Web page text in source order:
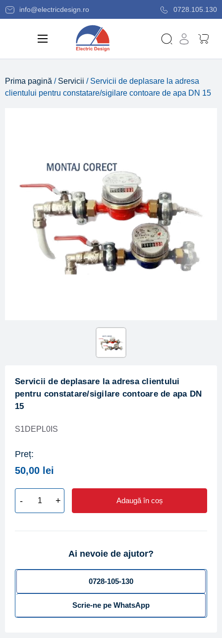
info@electricdesign.ro 0728.105.130
Prima pagină / Servicii / Servicii de deplasare la adresa
clientului pentru constatare/sigilare contoare de apa DN 15
Servicii de deplasare la adresa clientului
pentru constatare/sigilare contoare de apa DN
15
S1DEPL0IS
Preț:
50,00 lei
-
Cantitate
adresa
pentru
contoare
+ Adaugă în coș
Ai nevoie de ajutor?
0728-105-130
Scrie-ne pe WhatsApp